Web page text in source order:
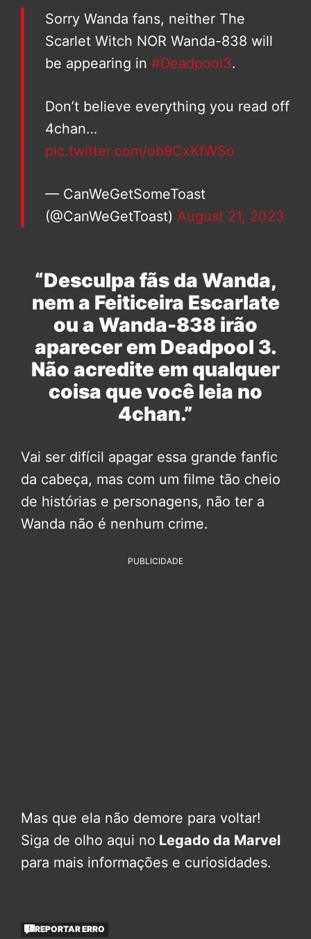
Sorry Wanda fans, neither The
Scarlet Witch NOR Wanda-838 will
be appearing in #Deadpool3.
Don’t believe everything you read off
4chan…
pic.twitter.com/ob9CxKfWSo
— CanWeGetSomeToast
(@CanWeGetToast) August 21, 2023
“Desculpa fãs da Wanda,
nem a Feiticeira Escarlate
ou a Wanda-838 irão
aparecer em Deadpool 3.
Não acredite em qualquer
coisa que você leia no
4chan.”
Vai ser difícil apagar essa grande fanfic
da cabeça, mas com um filme tão cheio
de histórias e personagens, não ter a
Wanda não é nenhum crime.
PUBLICIDADE
Mas que ela não demore para voltar!
Siga de olho aqui no Legado da Marvel
para mais informações e curiosidades.
REPORTAR ERRO